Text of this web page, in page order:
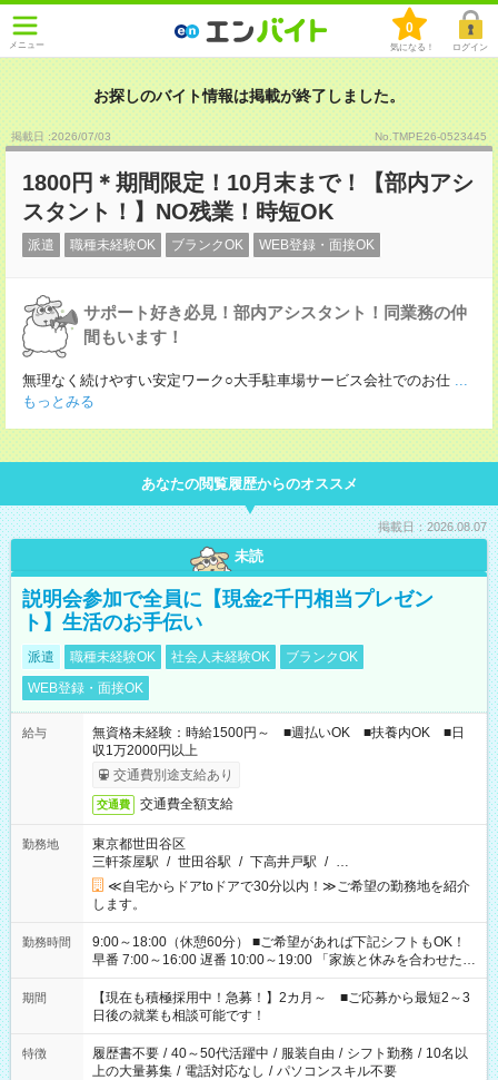
メニュー
0
気になる！ ログイン
お探しのバイト情報は掲載が終了しました。
掲載日 :2026/07/03 No.TMPE26-0523445
1800円＊期間限定！10月末まで！【部内アシ
スタント！】NO残業！時短OK
派遣 職種未経験OK ブランクOK WEB登録・面接OK
サポート好き必見！部内アシスタント！同業務の仲
間もいます！
無理なく続けやすい安定ワーク○大手駐車場サービス会社でのお仕 ...
もっとみる
あなたの閲覧履歴からのオススメ
掲載日：2026.08.07
未読
説明会参加で全員に【現金2千円相当プレゼン
ト】生活のお手伝い
派遣 職種未経験OK 社会人未経験OK
ブランクOK
WEB登録・面接OK
給与
無資格未経験：時給1500円～ ■週払いOK ■扶養内OK ■日
収1万2000円以上
交通費別途支給あり
交通費 交通費全額支給
勤務地
東京都世田谷区
三軒茶屋駅 / 世田谷駅 / 下高井戸駅 / …
≪自宅からドアtoドアで30分以内！≫ご希望の勤務地を紹介
します。
勤務時間
9:00～18:00（休憩60分） ■ご希望があれば下記シフトもOK！
早番 7:00～16:00 遅番 10:00～19:00 「家族と休みを合わせた
い」 「余裕を持って夕飯の準備がしたい」 「できれば残業はし
たくない」 など、ご希望を教えてくださいね。 ※Wワーク希望
の方へ 今ご覧のお仕事で希望する勤務時間と、もう1つのお仕事
の勤務時間。 合計で週40時間を超える場合は応募できません。
期間
【現在も積極採用中！急募！】2カ月～ ■ご応募から最短2～3
日後の就業も相談可能です！
特徴 履歴書不要 / 40～50代活躍中 / 服装自由 / シフト勤務 / 10名以
上の大量募集 / 電話対応なし / パソコンスキル不要